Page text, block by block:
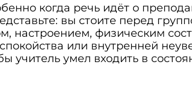
когда речь идёт о
вы стоите перед
физическим
или внутренней
учитель умел входить в